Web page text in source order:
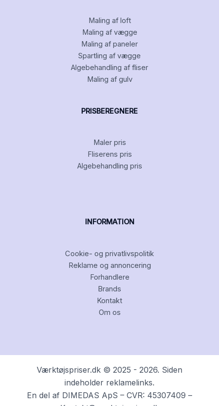
Maling af loft
Maling af vægge
Maling af paneler
Spartling af vægge
Algebehandling af fliser
Maling af gulv
PRISBEREGNERE
Maler pris
Fliserens pris
Algebehandling pris
INFORMATION
Cookie- og privatlivspolitik
Reklame og annoncering
Forhandlere
Brands
Kontakt
Om os
Værktøjspriser.dk © 2025 - 2026. Siden
indeholder reklamelinks.
En del af DIMEDAS ApS – CVR: 45307409 –